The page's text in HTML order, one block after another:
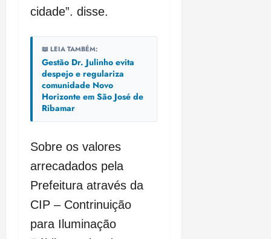
cidade”. disse.
📖 LEIA TAMBÉM:
Gestão Dr. Julinho evita
despejo e regulariza
comunidade Novo
Horizonte em São José de
Ribamar
Sobre os valores
arrecadados pela
Prefeitura através da
CIP – Contrinuição
para Iluminação